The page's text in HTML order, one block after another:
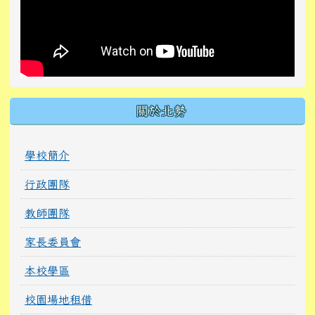
關於北勢
學校簡介
行政團隊
教師團隊
家長委員會
本校學區
校園場地租借